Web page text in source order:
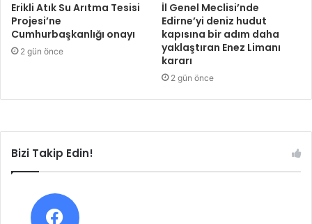
Erikli Atık Su Arıtma Tesisi
Projesi’ne
Cumhurbaşkanlığı onayı
2 gün önce
İl Genel Meclisi’nde
Edirne’yi deniz hudut
kapısına bir adım daha
yaklaştıran Enez Limanı
kararı
2 gün önce
Bizi Takip Edin!